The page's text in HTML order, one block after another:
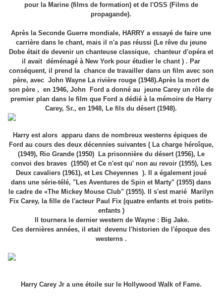
pour la Marine (films de formation) et de l'OSS (Films de
propagande).
Après la Seconde Guerre mondiale, HARRY a essayé de faire une
carrière dans le chant, mais il n'a pas réussi (Le rêve du jeune
Dobe était de devenir un chanteuse classique, chanteur d'opéra et
il avait déménagé à New York pour étudier le chant ) . Par
conséquent, il prend la chance de travailler dans un film avec son
père, avec John Wayne La rivière rouge (1948).Après la mort de
son père , en 1946, John Ford a donné au jeune Carey un rôle de
premier plan dans le film que Ford a dédié à la mémoire de Harry
Carey, Sr., en 1948, Le fils du désert (1948).
Harry est alors apparu dans de nombreux westerns épiques de
Ford au cours des deux décennies suivantes ( La charge héroîque,
(1949), Rio Grande (1950) La prisonnière du désert (1956), Le
convoi des braves (1950) et Ce n'est qu' non au revoir (1955), Les
Deux cavaliers (1961), et Les Cheyennes ). Il a également joué
dans une série-télé, "Les Aventures de Spin et Marty" (1955) dans
le cadre de «The Mickey Mouse Club" (1955). Il s'est marié Marilyn
Fix Carey, la fille de l'acteur Paul Fix (quatre enfants et trois petits-
enfants )
Il tournera le dernier western de Wayne : Big Jake.
Ces dernières années, il etait devenu l'historien de l'époque des
westerns .
Harry Carey Jr a une étoile sur le Hollywood Walk of Fame.